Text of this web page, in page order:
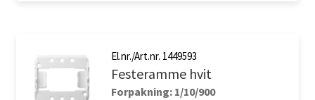
El.nr./Art.nr. 1449593
Festeramme hvit
Forpakning: 1/10/900